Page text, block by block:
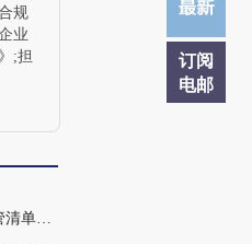
订阅
电邮
规
业
;担
钱
飞机、游艇与豪车，当离岸架构沦为接管清单｜许家印家族熵增起底（四）